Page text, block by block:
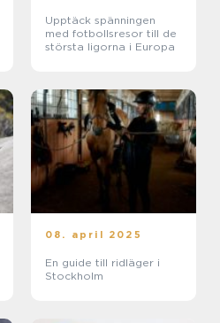
Upptäck spänningen
med fotbollsresor till de
största ligorna i Europa
08. april 2025
En guide till ridläger i
Stockholm